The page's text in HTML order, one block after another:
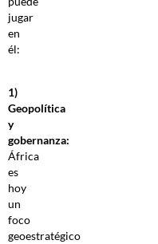
jugar
en
él:
1)
Geopolítica
y
gobernanza:
África
es
hoy
un
foco
geoestratégico